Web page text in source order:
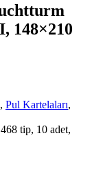
148×210
, Pul Kartelaları,
tip, 10 adet,